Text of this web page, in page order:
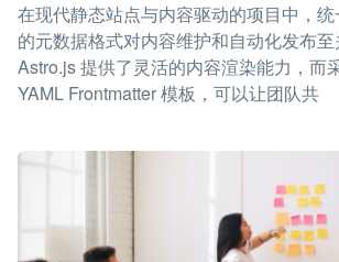
在现代静态站点与内容驱动的项目中，
的元数据格式对内容维护和自动化发布至
Astro.js 提供了灵活的内容渲染能力，而
YAML Frontmatter 模板，可以让团队共